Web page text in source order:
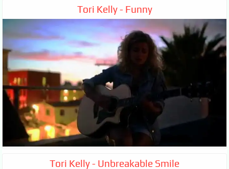
Tori Kelly - Funny
Tori Kelly - Unbreakable Smile